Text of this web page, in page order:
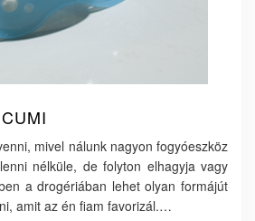
mivel nálunk nagyon fogyóeszköz
nélküle, de folyton elhagyja vagy
a drogériában lehet olyan formájút
amit az én fiam favorizál.…